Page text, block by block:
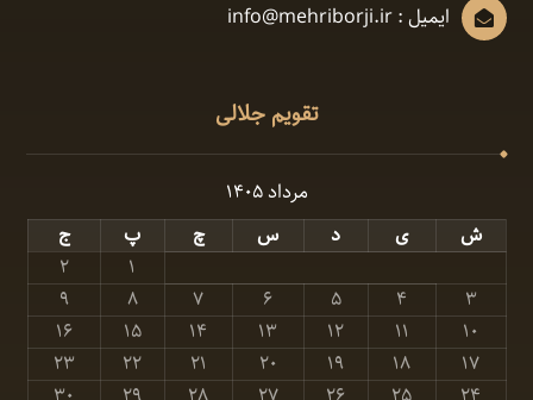
ایمیل : info@mehriborji.ir
تقویم جلالی
مرداد ۱۴۰۵
ش
ی د س چ پ ج
۱
۲
۳
۴ ۵ ۶ ۷ ۸
۹
۱۰
۱۱ ۱۲ ۱۳ ۱۴ ۱۵
۱۶
۱۷
۱۸ ۱۹ ۲۰ ۲۱ ۲۲
۲۳